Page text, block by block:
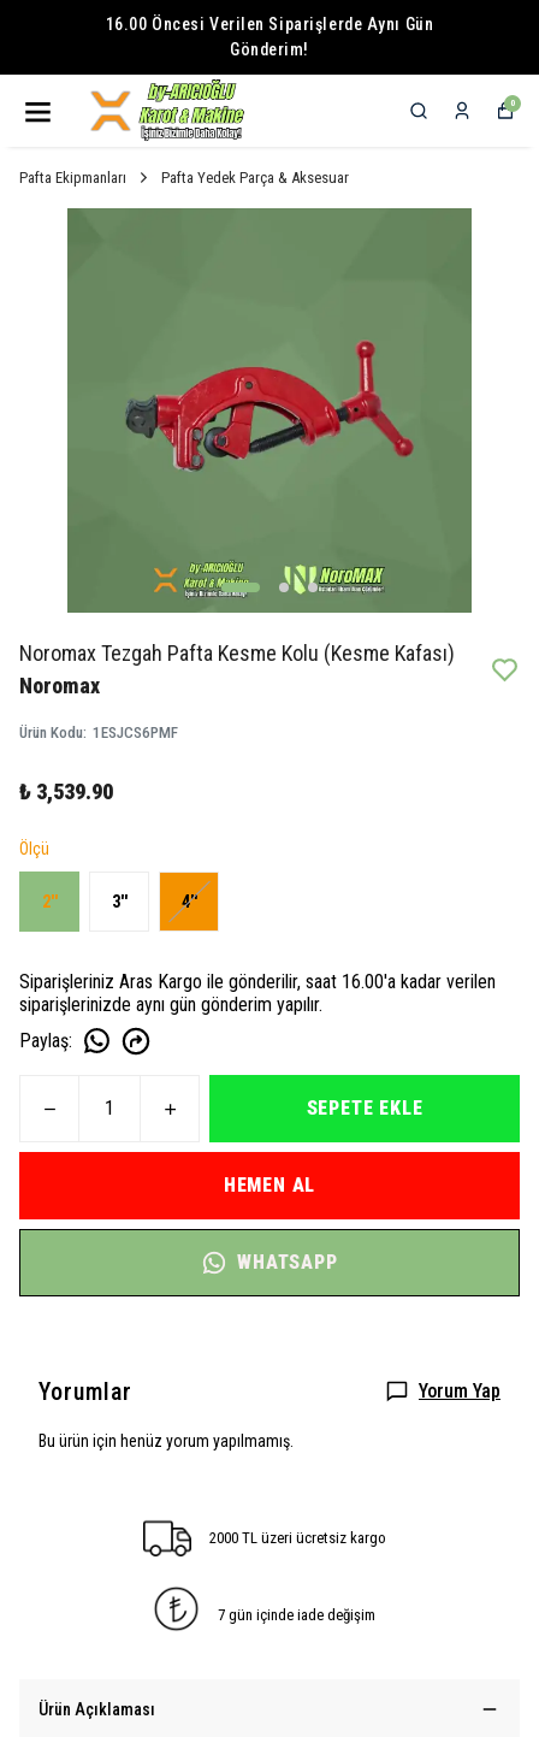
16.00 Öncesi Verilen Siparişlerde Aynı Gün
Gönderim!
0
Pafta Ekipmanları Pafta Yedek Parça & Aksesuar
Noromax Tezgah Pafta Kesme Kolu (Kesme Kafası)
Noromax
Ürün Kodu: 1ESJCS6PMF
₺ 3,539.90
Ölçü
2'' 3'' 4''
Siparişleriniz Aras Kargo ile gönderilir, saat 16.00'a kadar verilen
siparişlerinizde aynı gün gönderim yapılır.
Paylaş:
SEPETE EKLE
HEMEN AL
WHATSAPP
Yorumlar Yorum Yap
Bu ürün için henüz yorum yapılmamış.
2000 TL üzeri ücretsiz kargo
7 gün içinde iade değişim
Ürün Açıklaması